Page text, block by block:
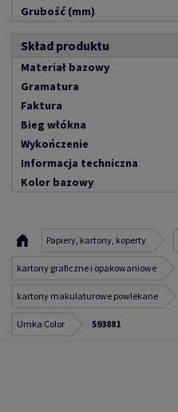
Grubość (mm)
Skład produktu
Materiał bazowy
Gramatura
Faktura
Bieg włókna
Wykończenie
Informacja techniczna
Kolor bazowy
Papiery, kartony, koperty
kartony graficzne i opakowaniowe
kartony makulaturowe powlekane
Umka Color 593881